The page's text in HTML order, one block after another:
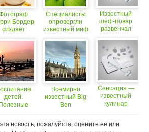
Бордер
создает
из
и
еды
детей.
Полезные
Специалисты
опровергли
известный миф
Всемирно
известный Big
Ben
честь
Елизаветы II
Известный
шеф-повар
развенчал
Сенсация —
известный
кулинар
похвалил
новость, пожалуйста, оцените её или